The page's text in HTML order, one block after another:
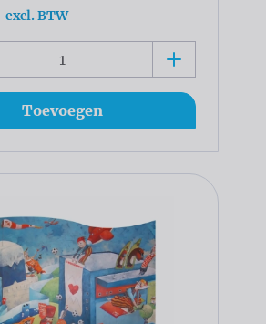
excl. BTW
Toevoegen